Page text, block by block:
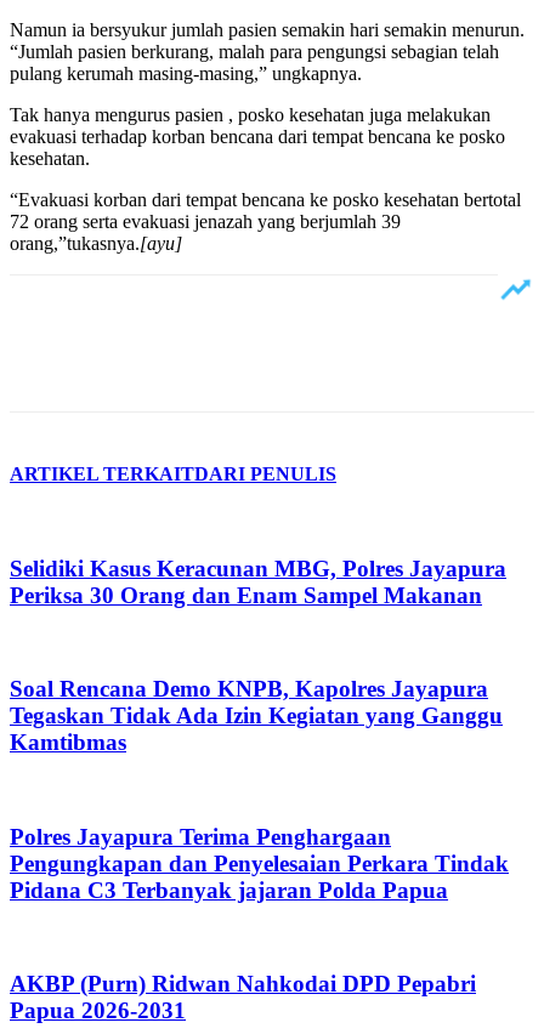
Namun ia bersyukur jumlah pasien semakin hari semakin menurun.
“Jumlah pasien berkurang, malah para pengungsi sebagian telah
pulang kerumah masing-masing,” ungkapnya.
Tak hanya mengurus pasien , posko kesehatan juga melakukan
evakuasi terhadap korban bencana dari tempat bencana ke posko
kesehatan.
“Evakuasi korban dari tempat bencana ke posko kesehatan bertotal
72 orang serta evakuasi jenazah yang berjumlah 39
orang,”tukasnya.[ayu]
ARTIKEL TERKAITDARI PENULIS
Selidiki Kasus Keracunan MBG, Polres Jayapura
Periksa 30 Orang dan Enam Sampel Makanan
Soal Rencana Demo KNPB, Kapolres Jayapura
Tegaskan Tidak Ada Izin Kegiatan yang Ganggu
Kamtibmas
Polres Jayapura Terima Penghargaan
Pengungkapan dan Penyelesaian Perkara Tindak
Pidana C3 Terbanyak jajaran Polda Papua
AKBP (Purn) Ridwan Nahkodai DPD Pepabri
Papua 2026-2031